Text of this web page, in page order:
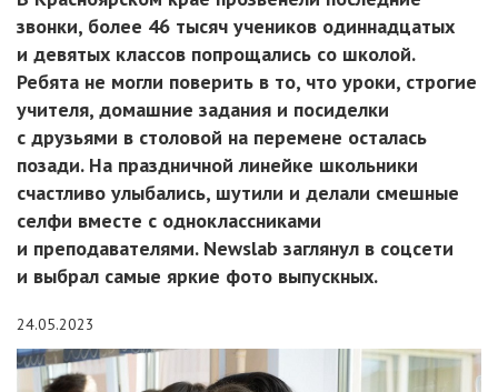
звонки, более 46 тысяч учеников одиннадцатых
и девятых классов попрощались со школой.
Ребята не могли поверить в то, что уроки, строгие
учителя, домашние задания и посиделки
с друзьями в столовой на перемене осталась
позади. На праздничной линейке школьники
счастливо улыбались, шутили и делали смешные
селфи вместе с одноклассниками
и преподавателями. Newslab заглянул в соцсети
и выбрал самые яркие фото выпускных.
24.05.2023